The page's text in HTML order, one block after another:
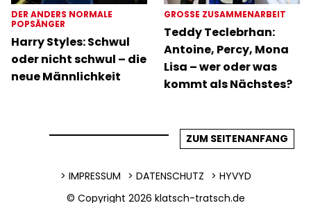
DER ANDERS NORMALE
POPSÄNGER
Harry Styles: Schwul
oder nicht schwul – die
neue Männlichkeit
GROSSE ZUSAMMENARBEIT
Teddy Teclebrhan:
Antoine, Percy, Mona
Lisa – wer oder was
kommt als Nächstes?
ZUM SEITENANFANG
IMPRESSUM DATENSCHUTZ
HYVYD
© Copyright 2026 klatsch-tratsch.de